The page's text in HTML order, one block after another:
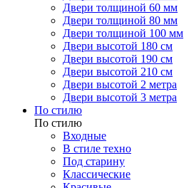
Двери толщиной 60 мм
Двери толщиной 80 мм
Двери толщиной 100 мм
Двери высотой 180 см
Двери высотой 190 см
Двери высотой 210 см
Двери высотой 2 метра
Двери высотой 3 метра
По стилю
По стилю
Входные
В стиле техно
Под старину
Классические